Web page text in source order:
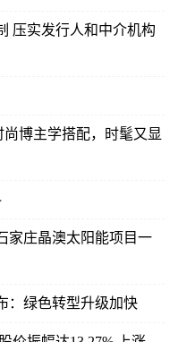
压实发行人和中介机构
博主学搭配，时髦又显
家庄晶澳太阳能项目一
：绿色转型升级加快